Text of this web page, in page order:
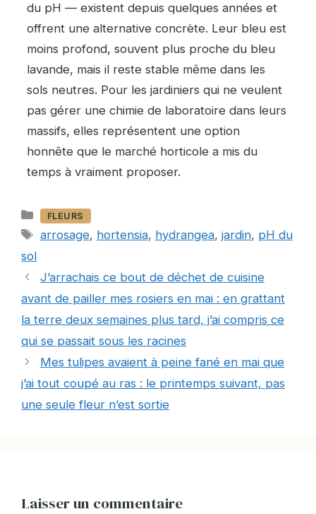
du pH — existent depuis quelques années et
offrent une alternative concrète. Leur bleu est
moins profond, souvent plus proche du bleu
lavande, mais il reste stable même dans les
sols neutres. Pour les jardiniers qui ne veulent
pas gérer une chimie de laboratoire dans leurs
massifs, elles représentent une option
honnête que le marché horticole a mis du
temps à vraiment proposer.
Catégories
FLEURS
Étiquettes
arrosage, hortensia, hydrangea, jardin, pH du
sol
J’arrachais ce bout de déchet de cuisine
avant de pailler mes rosiers en mai : en grattant
la terre deux semaines plus tard, j’ai compris ce
qui se passait sous les racines
Mes tulipes avaient à peine fané en mai que
j’ai tout coupé au ras : le printemps suivant, pas
une seule fleur n’est sortie
Laisser un commentaire